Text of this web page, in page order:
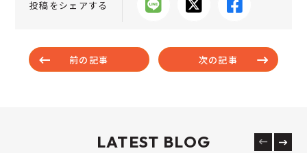
投稿をシェアする
前の記事 次の記事
LATEST BLOG